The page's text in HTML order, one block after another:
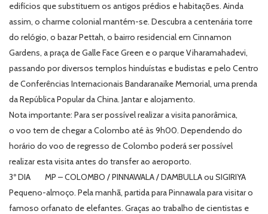
edifícios que substituem os antigos prédios e habitações. Ainda
assim, o charme colonial mantém-se. Descubra a centenária torre
do relógio, o bazar Pettah, o bairro residencial em Cinnamon
Gardens, a praça de Galle Face Green e o parque Viharamahadevi,
passando por diversos templos hinduístas e budistas e pelo Centro
de Conferências Internacionais Bandaranaike Memorial, uma prenda
da República Popular da China. Jantar e alojamento.
Nota importante: Para ser possível realizar a visita panorâmica,
o voo tem de chegar a Colombo até às 9h00. Dependendo do
horário do voo de regresso de Colombo poderá ser possível
realizar esta visita antes do transfer ao aeroporto.
3º DIA MP – COLOMBO / PINNAWALA / DAMBULLA ou SIGIRIYA
Pequeno-almoço. Pela manhã, partida para Pinnawala para visitar o
famoso orfanato de elefantes. Graças ao trabalho de cientistas e